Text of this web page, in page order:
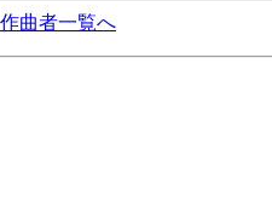
作曲者一覧へ